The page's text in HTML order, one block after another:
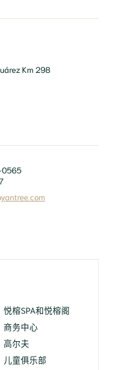
Km 298
0565
悦榕SPA和悦榕阁
商务中心
高尔夫
儿童俱乐部